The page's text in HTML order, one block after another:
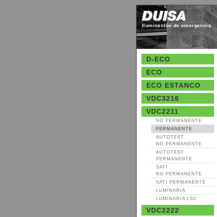
Iluminación de emergencia
D-ECO
ECO
ECO ESTANCO
VDC3216
VDC2211
NO PERMANENTE
PERMANENTE
AUTOTEST
NO PERMANENTE
AUTOTEST
PERMANENTE
SATI
NO PERMANENTE
SATI PERMANENTE
LUMINARIA
LUMINARIA LSC
VDC2222